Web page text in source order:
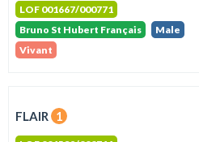
LOF 001667/000771
Bruno St Hubert Français
Male
Vivant
FLAIR 1